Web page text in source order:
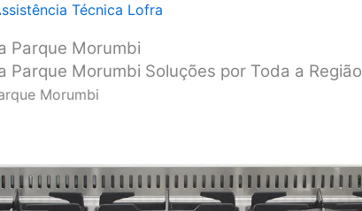
Técnica Lofra
Parque Morumbi
Parque Morumbi Soluções por Toda a Região
Morumbi